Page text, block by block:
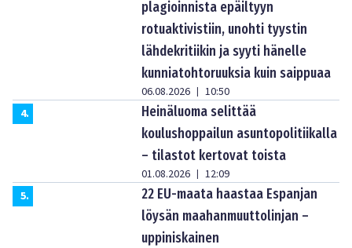
plagioinnista epäiltyyn
rotuaktivistiin, unohti tyystin
lähdekritiikin ja syyti hänelle
kunniatohtoruuksia kuin saippuaa
06.08.2026 | 10:50
4.
Heinäluoma selittää
koulushoppailun asuntopolitiikalla
– tilastot kertovat toista
01.08.2026 | 12:09
5.
22 EU-maata haastaa Espanjan
löysän maahanmuuttolinjan –
uppiniskainen